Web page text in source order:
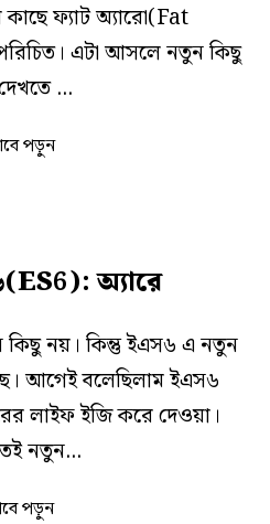
ফ্যাট অ্যারো(Fat
এটা আসলে নতুন কিছু
...
পড়ুন
অ্যারে
কিছু নয়। কিন্তু ইএস৬ এ নতুন
আগেই বলেছিলাম ইএস৬
লাইফ ইজি করে দেওয়া।
নতুন...
পড়ুন